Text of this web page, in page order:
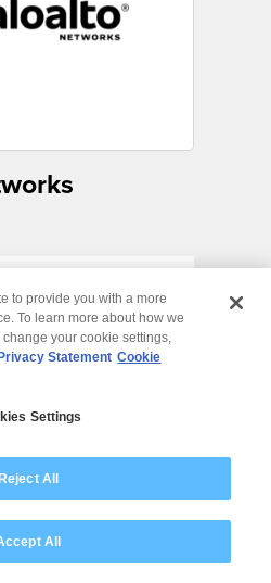
to provide you with a more
To learn more about how we
your cookie settings,
Statement Cookie
Settings
Reject All
All